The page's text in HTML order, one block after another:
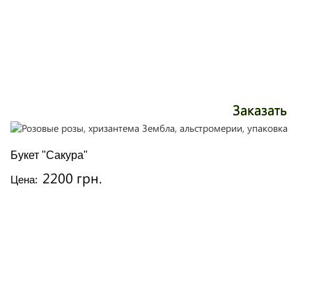
Заказать
Букет "Сакура"
Цена: 2200 грн.